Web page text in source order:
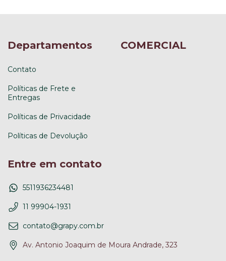
Departamentos
Contato
Políticas de Frete e
Entregas
Políticas de Privacidade
Políticas de Devolução
COMERCIAL
Entre em contato
5511936234481
11 99904-1931
contato@grapy.com.br
Av. Antonio Joaquim de Moura Andrade, 323